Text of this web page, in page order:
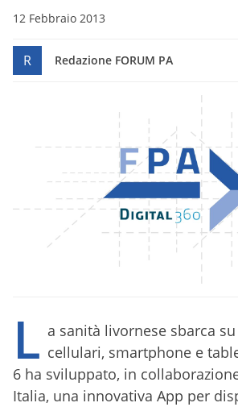
12 Febbraio 2013
R Redazione FORUM PA
L a sanità livornese sbarca
cellulari, smartphone e
6 ha sviluppato, in
Italia, una innovativa App per